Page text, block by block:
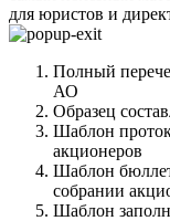
для юристов и
Полный
АО
Образец
Шаблон
акционеров
Шаблон
собрании
Шаблон